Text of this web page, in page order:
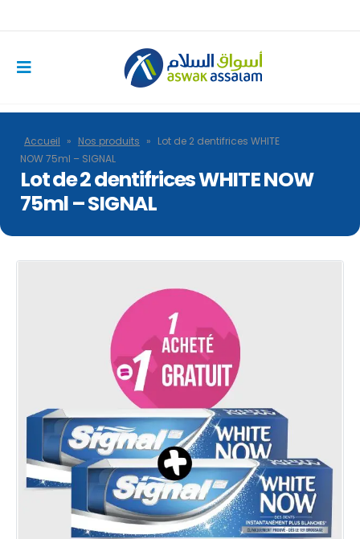
Accueil » Nos produits » Lot de 2 dentifrices WHITE
NOW 75ml – SIGNAL
Lot de 2 dentifrices WHITE NOW
75ml – SIGNAL